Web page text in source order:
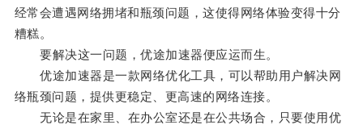
经常会遭遇网络拥堵和瓶颈问题，这使得网络体验变得十分
糟糕。
要解决这一问题，优途加速器便应运而生。
优途加速器是一款网络优化工具，可以帮助用户解决网
络瓶颈问题，提供更稳定、更高速的网络连接。
无论是在家里、在办公室还是在公共场合，只要使用优